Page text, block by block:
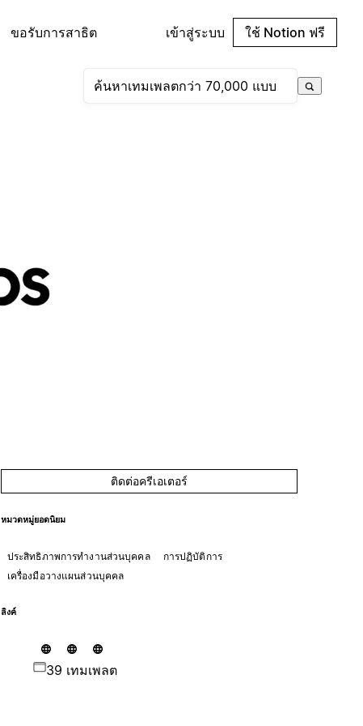
ขอรับการสาธิต เข้าสู่ระบบ ใช้ Notion ฟรี
ติดต่อครีเอเตอร์
หมวดหมู่ยอดนิยม
ประสิทธิภาพการทำงานส่วนบุคคล
การปฏิบัติการ
เครื่องมือวางแผนส่วนบุคคล
ลิงค์
39 เทมเพลต